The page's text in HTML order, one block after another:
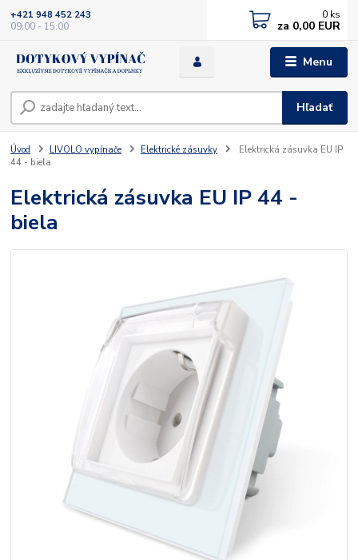
Menu
Hľadať
+421 948 452 243
09:00 - 15:00
0 ks
za 0,00 EUR
Úvod LIVOLO vypínače Elektrické zásuvky
Elektrická zásuvka EU IP
44 - biela
Elektrická zásuvka EU IP 44 -
biela